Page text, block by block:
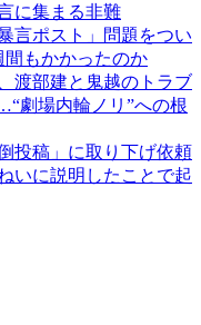
に集まる非難
言ポスト」問題をつい
もかかったのか
渡部建と鬼越のトラブ
劇場内輪ノリ”への根
投稿」に取り下げ依頼
いに説明したことで起